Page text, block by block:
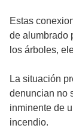
Estas
de alumbrado
los árboles,
La situación
denuncian no
inminente de
incendio.